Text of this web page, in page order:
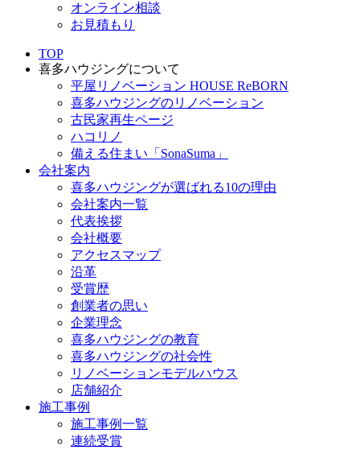
オンライン相談
お見積もり
TOP
喜多ハウジングについて
平屋リノベーション HOUSE ReBORN
喜多ハウジングのリノベーション
古民家再生ページ
ハコリノ
備える住まい「SonaSuma」
会社案内
喜多ハウジングが選ばれる10の理由
会社案内一覧
代表挨拶
会社概要
アクセスマップ
沿革
受賞歴
創業者の思い
企業理念
喜多ハウジングの教育
喜多ハウジングの社会性
リノベーションモデルハウス
店舗紹介
施工事例
施工事例一覧
連続受賞